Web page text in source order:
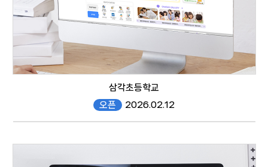
삼각초등학교
오픈
2026.02.12